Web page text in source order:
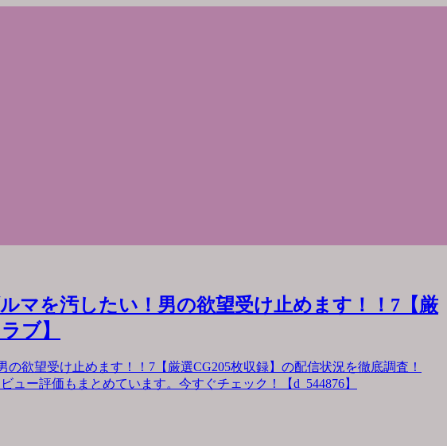
マを汚したい！男の欲望受け止めます！！7【厳
ブ】
欲望受け止めます！！7【厳選CG205枚収録】の配信状況を徹底調査！
ー評価もまとめています。今すぐチェック！【d_544876】